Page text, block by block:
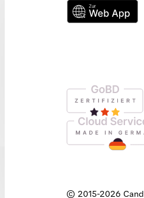
© 2015-2026